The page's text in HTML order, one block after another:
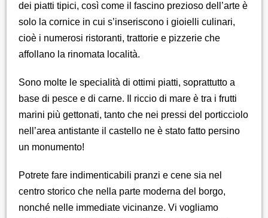
dei piatti tipici, così come il fascino prezioso dell’arte è
solo la cornice in cui s’inseriscono i gioielli culinari,
cioè i numerosi ristoranti, trattorie e pizzerie che
affollano la rinomata località.
Sono molte le specialità di ottimi piatti, soprattutto a
base di pesce e di carne. Il riccio di mare è tra i frutti
marini più gettonati, tanto che nei pressi del porticciolo
nell’area antistante il castello ne è stato fatto persino
un monumento!
Potrete fare indimenticabili pranzi e cene sia nel
centro storico che nella parte moderna del borgo,
nonché nelle immediate vicinanze. Vi vogliamo